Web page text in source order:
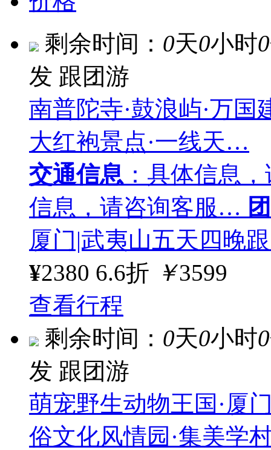
剩余时间： 0天0小时0
发 跟团游
南普陀寺·鼓浪屿·万国
大红袍景点·一线天…
交通信息 ：具体信息
信息，请咨询客服…
厦门|武夷山五天四晚
¥2380 6.6折 ￥3599
查看行程
剩余时间： 0天0小时0
发 跟团游
萌宠野生动物王国·厦
俗文化风情园·集美学